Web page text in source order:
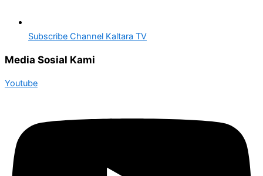
Subscribe Channel Kaltara TV
Media Sosial Kami
Youtube